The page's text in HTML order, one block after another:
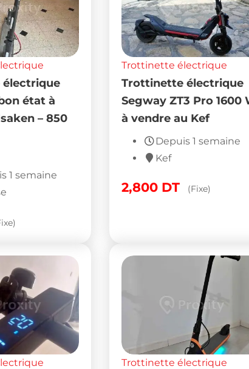
état à
– 850
1 semaine
Trottinette électrique
Trottinette électrique
Segway ZT3 Pro 1600
à vendre au Kef
Depuis 1 semaine
Kef
2,800 DT (Fixe)
Trottinette électrique